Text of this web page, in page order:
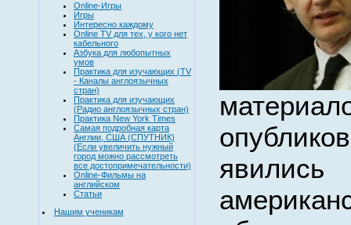
Online-Игры
Игры
Интересно каждому
Online TV для тех, у кого нет
кабельного
Азбука для любопытных
умов
Практика для изучающих (TV
- Каналы англоязычных
стран)
Практика для изучающих
(Радио англоязычных стран)
Практика New York Times
Самая подробная карта
Англии, США (СПУТНИК)
(Если увеличить нужный
город можно рассмотреть
все достопримечательности)
Online-Фильмы на
английском
Статьи
Нашим ученикам